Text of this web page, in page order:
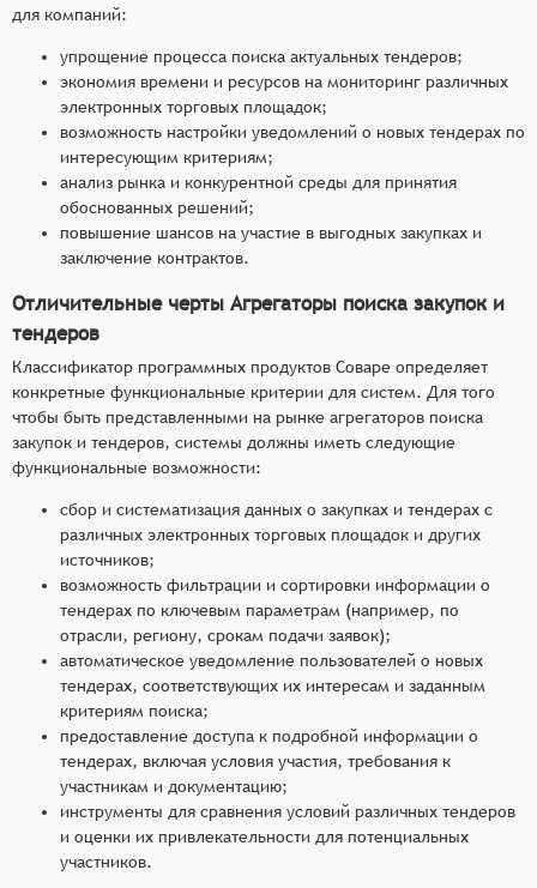
для компаний:
упрощение процесса поиска актуальных тендеров;
экономия времени и ресурсов на мониторинг различных
электронных торговых площадок;
возможность настройки уведомлений о новых тендерах по
интересующим критериям;
анализ рынка и конкурентной среды для принятия
обоснованных решений;
повышение шансов на участие в выгодных закупках и
заключение контрактов.
Отличительные черты Агрегаторы поиска закупок и
тендеров
Классификатор программных продуктов Соваре определяет
конкретные функциональные критерии для систем. Для того
чтобы быть представленными на рынке агрегаторов поиска
закупок и тендеров, системы должны иметь следующие
функциональные возможности:
сбор и систематизация данных о закупках и тендерах с
различных электронных торговых площадок и других
источников;
возможность фильтрации и сортировки информации о
тендерах по ключевым параметрам (например, по
отрасли, региону, срокам подачи заявок);
автоматическое уведомление пользователей о новых
тендерах, соответствующих их интересам и заданным
критериям поиска;
предоставление доступа к подробной информации о
тендерах, включая условия участия, требования к
участникам и документацию;
инструменты для сравнения условий различных тендеров
и оценки их привлекательности для потенциальных
участников.